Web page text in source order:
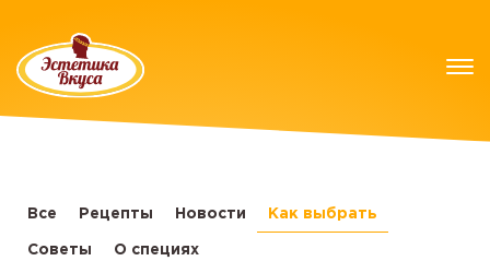
Все Рецепты Новости Как выбрать
Советы О специях